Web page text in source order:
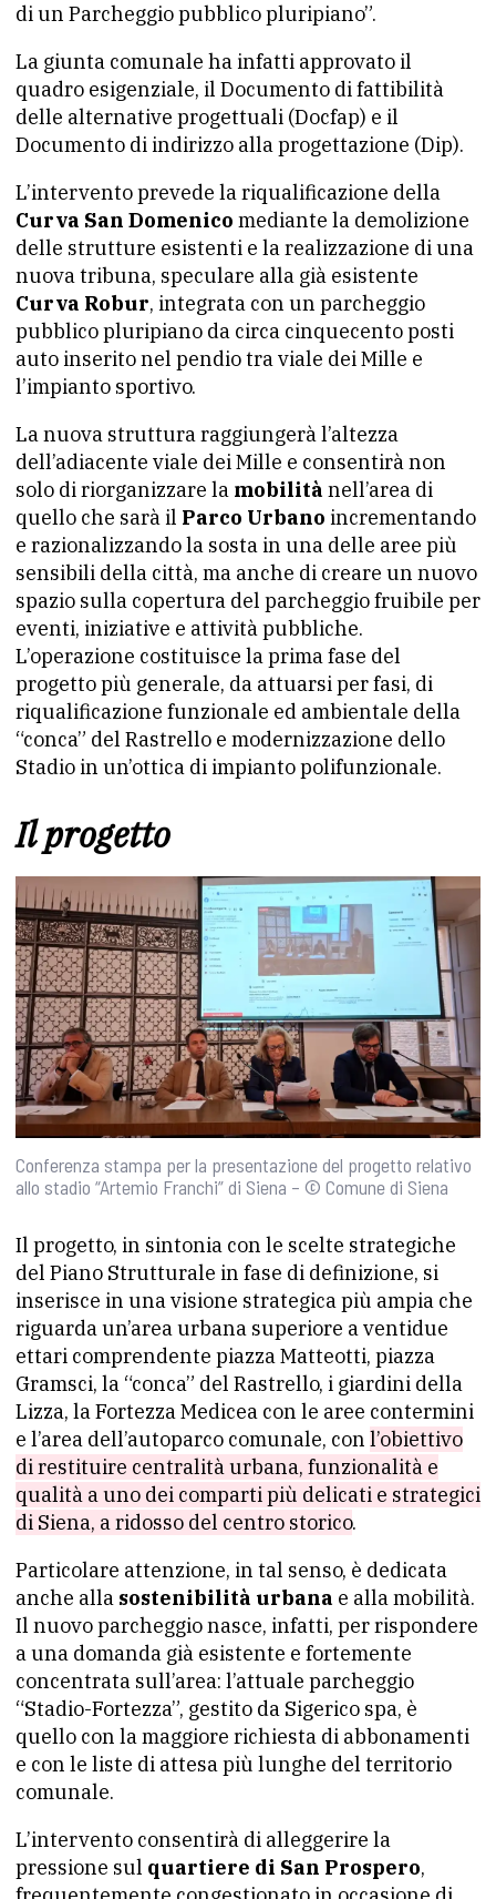
di un Parcheggio pubblico pluripiano”.
La giunta comunale ha infatti approvato il
quadro esigenziale, il Documento di fattibilità
delle alternative progettuali (Docfap) e il
Documento di indirizzo alla progettazione (Dip).
L’intervento prevede la riqualificazione della
Curva San Domenico mediante la demolizione
delle strutture esistenti e la realizzazione di una
nuova tribuna, speculare alla già esistente
Curva Robur, integrata con un parcheggio
pubblico pluripiano da circa cinquecento posti
auto inserito nel pendio tra viale dei Mille e
l’impianto sportivo.
La nuova struttura raggiungerà l’altezza
dell’adiacente viale dei Mille e consentirà non
solo di riorganizzare la mobilità nell’area di
quello che sarà il Parco Urbano incrementando
e razionalizzando la sosta in una delle aree più
sensibili della città, ma anche di creare un nuovo
spazio sulla copertura del parcheggio fruibile per
eventi, iniziative e attività pubbliche.
L’operazione costituisce la prima fase del
progetto più generale, da attuarsi per fasi, di
riqualificazione funzionale ed ambientale della
“conca” del Rastrello e modernizzazione dello
Stadio in un’ottica di impianto polifunzionale.
Il progetto
Conferenza stampa per la presentazione del progetto relativo
allo stadio “Artemio Franchi” di Siena – © Comune di Siena
Il progetto, in sintonia con le scelte strategiche
del Piano Strutturale in fase di definizione, si
inserisce in una visione strategica più ampia che
riguarda un’area urbana superiore a ventidue
ettari comprendente piazza Matteotti, piazza
Gramsci, la “conca” del Rastrello, i giardini della
Lizza, la Fortezza Medicea con le aree contermini
e l’area dell’autoparco comunale, con l’obiettivo
di restituire centralità urbana, funzionalità e
qualità a uno dei comparti più delicati e strategici
di Siena, a ridosso del centro storico.
Particolare attenzione, in tal senso, è dedicata
anche alla sostenibilità urbana e alla mobilità.
Il nuovo parcheggio nasce, infatti, per rispondere
a una domanda già esistente e fortemente
concentrata sull’area: l’attuale parcheggio
“Stadio-Fortezza”, gestito da Sigerico spa, è
quello con la maggiore richiesta di abbonamenti
e con le liste di attesa più lunghe del territorio
comunale.
L’intervento consentirà di alleggerire la
pressione sul quartiere di San Prospero,